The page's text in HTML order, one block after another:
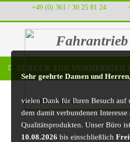
+49 (0) 361 / 30 25 81 24
Fahrantrieb
Sehr geehrte Damen und Herren,
vielen Dank für Ihren Besuch auf
dem damit verbundenen Interesse
Qualitätsprodukten. Unser Büro
10.08.2026 bis einschließlich
ZURÜCK ZUR VORHERIGEN
BAUMASCHINE